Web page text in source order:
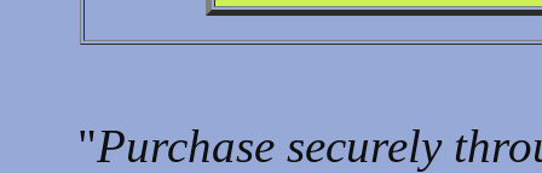
"Purchase securely